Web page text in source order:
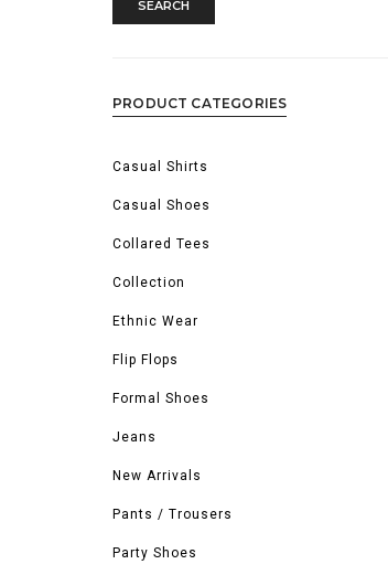
SEARCH
PRODUCT CATEGORIES
Casual Shirts
Casual Shoes
Collared Tees
Collection
Ethnic Wear
Flip Flops
Formal Shoes
Jeans
New Arrivals
Pants / Trousers
Party Shoes